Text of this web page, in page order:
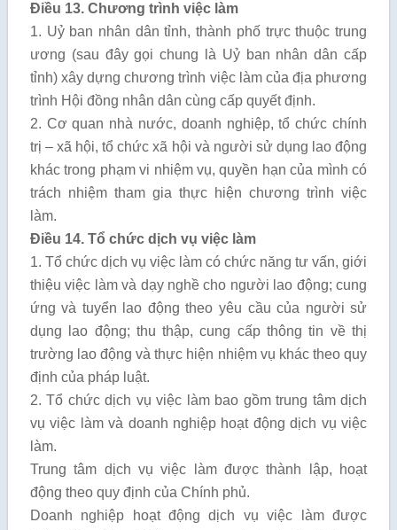
Điều 13. Chương trình việc làm
1. Uỷ ban nhân dân tỉnh, thành phố trực thuộc trung
ương (sau đây gọi chung là Uỷ ban nhân dân cấp
tỉnh) xây dựng chương trình việc làm của địa phương
trình Hội đồng nhân dân cùng cấp quyết định.
2. Cơ quan nhà nước, doanh nghiệp, tổ chức chính
trị – xã hội, tổ chức xã hội và người sử dụng lao động
khác trong phạm vi nhiệm vụ, quyền hạn của mình có
trách nhiệm tham gia thực hiện chương trình việc
làm.
Điều 14. Tổ chức dịch vụ việc làm
1. Tổ chức dịch vụ việc làm có chức năng tư vấn, giới
thiệu việc làm và dạy nghề cho người lao động; cung
ứng và tuyển lao động theo yêu cầu của người sử
dụng lao động; thu thập, cung cấp thông tin về thị
trường lao động và thực hiện nhiệm vụ khác theo quy
định của pháp luật.
2. Tổ chức dịch vụ việc làm bao gồm trung tâm dịch
vụ việc làm và doanh nghiệp hoạt động dịch vụ việc
làm.
Trung tâm dịch vụ việc làm được thành lập, hoạt
động theo quy định của Chính phủ.
Doanh nghiệp hoạt động dịch vụ việc làm được